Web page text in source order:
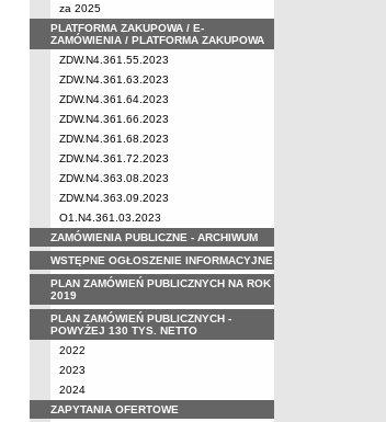
za 2025
PLATFORMA ZAKUPOWA / E-
ZAMÓWIENIA / PLATFORMA ZAKUPOWA
ZDW.N4.361.55.2023
ZDW.N4.361.63.2023
ZDW.N4.361.64.2023
ZDW.N4.361.66.2023
ZDW.N4.361.68.2023
ZDW.N4.361.72.2023
ZDW.N4.363.08.2023
ZDW.N4.363.09.2023
O1.N4.361.03.2023
ZAMÓWIENIA PUBLICZNE - ARCHIWUM
WSTĘPNE OGŁOSZENIE INFORMACYJNE
PLAN ZAMÓWIEŃ PUBLICZNYCH NA ROK
2019
PLAN ZAMÓWIEŃ PUBLICZNYCH -
POWYŻEJ 130 TYS. NETTO
2022
2023
2024
ZAPYTANIA OFERTOWE